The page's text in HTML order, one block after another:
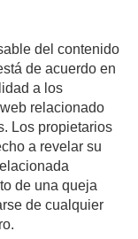
del contenido
de acuerdo en
a los
relacionado
Los propietarios
a revelar su
de una queja
de cualquier